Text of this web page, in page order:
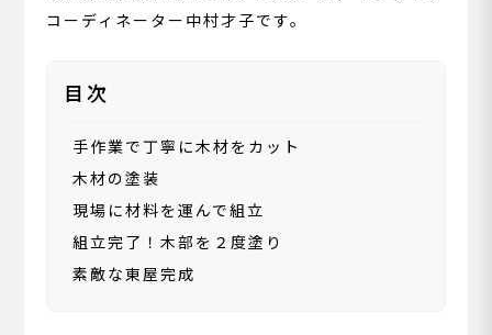
コーディネーター中村才子です。
目次
手作業で丁寧に木材をカット
木材の塗装
現場に材料を運んで組立
組立完了！木部を２度塗り
素敵な東屋完成